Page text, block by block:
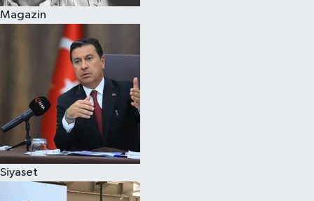
Magazin
Siyaset